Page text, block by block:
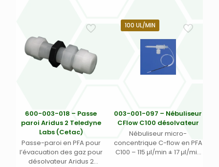
600-003-018 – Passe
paroi Aridus 2 Teledyne
Labs (Cetac)
Passe-paroi en PFA pour
l’évacuation des gaz pour
désolvateur Aridus 2
100 UL/MIN
003-001-097 – Nébuliseur
CFlow C100 désolvateur
Nébuliseur micro-
concentrique C-flow en PFA
C100 – 115 µl/min ± 17 µl/min